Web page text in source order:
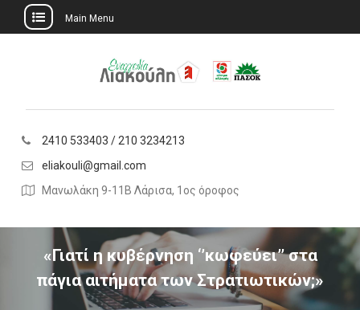
Main Menu
2410 533403 / 210 3234213
eliakouli@gmail.com
Μανωλάκη 9-11Β Λάρισα, 1ος όροφος
«Γιατί η κυβέρνηση ‘’κωφεύει’’ στα
πάγια αιτήματα των Στρατιωτικών;»